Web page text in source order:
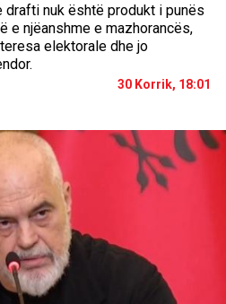
nuk është produkt i punës
e njëanshme e mazhorancës,
elektorale dhe jo
30 Korrik, 18:01